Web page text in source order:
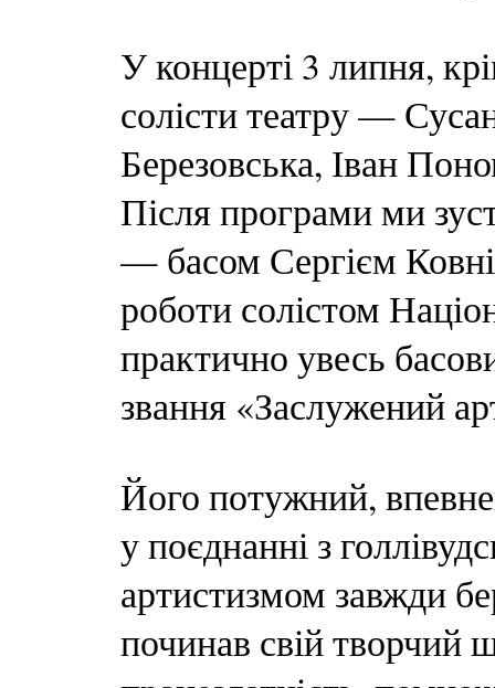
У концерті 3 липня,
солісти театру —
Березовська, Іван
Після програми ми
— басом Сергієм
роботи солістом
практично увесь
звання «Заслужений
Його потужний,
у поєднанні з
артистизмом завжди
починав свій творчий